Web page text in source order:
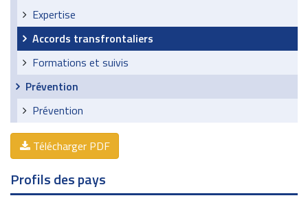
Expertise
Accords transfrontaliers
Formations et suivis
Prévention
Prévention
Télécharger PDF
Profils des pays